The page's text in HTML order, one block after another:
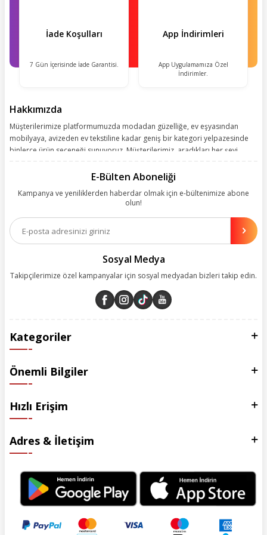
İade Koşulları
7 Gün İçerisinde İade Garantisi.
App İndirimleri
App Uygulamamıza Özel
İndirimler.
Hakkımızda
Müşterilerimize platformumuzda modadan güzelliğe, ev eşyasından
mobilyaya, avizeden ev tekstiline kadar geniş bir kategori yelpazesinde
binlerce ürün seçeneği sunuyoruz. Müşterilerimiz, aradıkları her şeyi
kolay, kusursuz ve keyifli bir alışveriş yolculuğu sunarken deneyiminize
olanakları sunuyoruz. Çalışmalarımızı müşterilerimizin memnuniyetini
esas alarak yürütüyoruz.
E-Bülten Aboneliği
Kampanya ve yeniliklerden haberdar olmak için e-bültenimize abone
olun!
Sosyal Medya
Takipçilerimize özel kampanyalar için sosyal medyadan bizleri takip edin.
Kategoriler
Önemli Bilgiler
Hızlı Erişim
Adres & İletişim